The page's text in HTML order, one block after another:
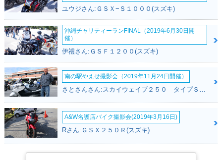
ユウジさん:ＧＳＸ−Ｓ１０００(スズキ)
沖縄チャリティーランFINAL（2019年6月30日開
催）
伊禮さん:ＧＳＦ１２００(スズキ)
南の駅やえせ撮影会（2019年11月24日開催）
A&W名護店バイク撮影会(2019年3月16日)
Rさん:ＧＳＸ２５０Ｒ(スズキ)